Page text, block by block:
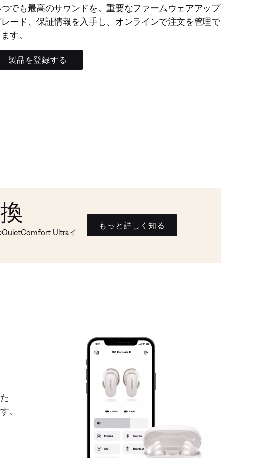
でも最高のサウンドを。重要なファームウェアアップ
レード、保証情報を入手し、オンラインで注文を管理で
す。
製品を登録する
Ultraイ
もっと詳しく知る
。